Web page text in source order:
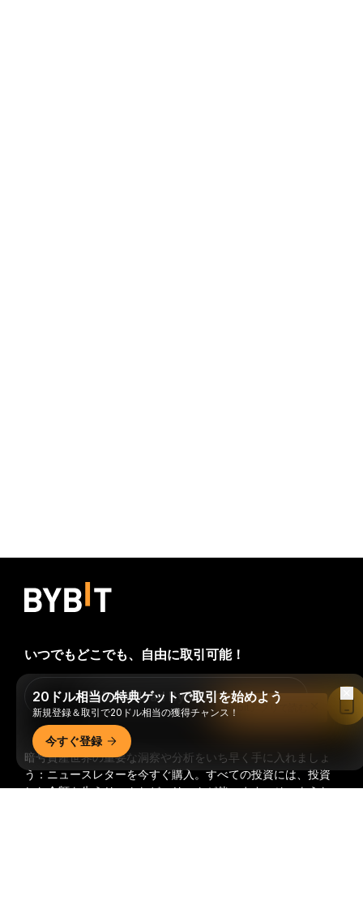
暗号資産世界の重要な洞察や分析をいち早く手に入れましょ
う：ニュースレターを今すぐ購入。すべての投資には、投資
した全額を失うリスクなど、リスクが伴います。そのような
いつでもどこでも、自由に取引可能！
Download Bybit App
20ドル相当の特典ゲットで取引を始めよう
新規登録＆取引で20ドル相当の獲得チャンス！
今すぐ登録
Bybitアプリで読む